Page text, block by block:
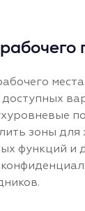
доступных
зоны для
функций и